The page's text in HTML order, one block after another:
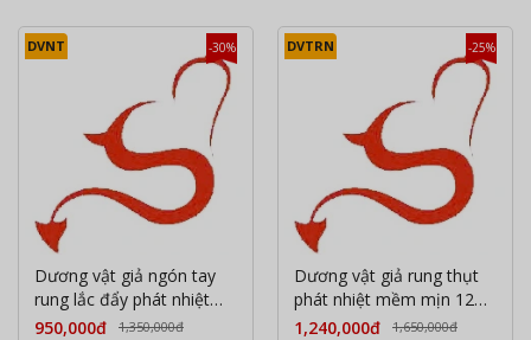
-30%
DVNT
Dương vật giả ngón tay
rung lắc đẩy phát nhiệt
cực sướng
950,000đ
1,350,000đ
-25%
DVTRN
Dương vật giả rung thụt
phát nhiệt mềm mịn 12
chế độ
1,240,000đ
1,650,000đ